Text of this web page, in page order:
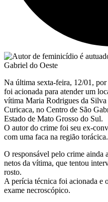
Na última sexta-feira, 12/01,
foi acionada para atender um
vítima Maria Rodrigues da
Curicaca, no Centro de São
Estado de Mato Grosso do Sul.
O autor do crime foi seu ex-
com uma faca na região torácica.
O responsável pelo crime ainda
netos da vítima, que tentou
rosto.
A perícia técnica foi acionada e
exame necroscópico.